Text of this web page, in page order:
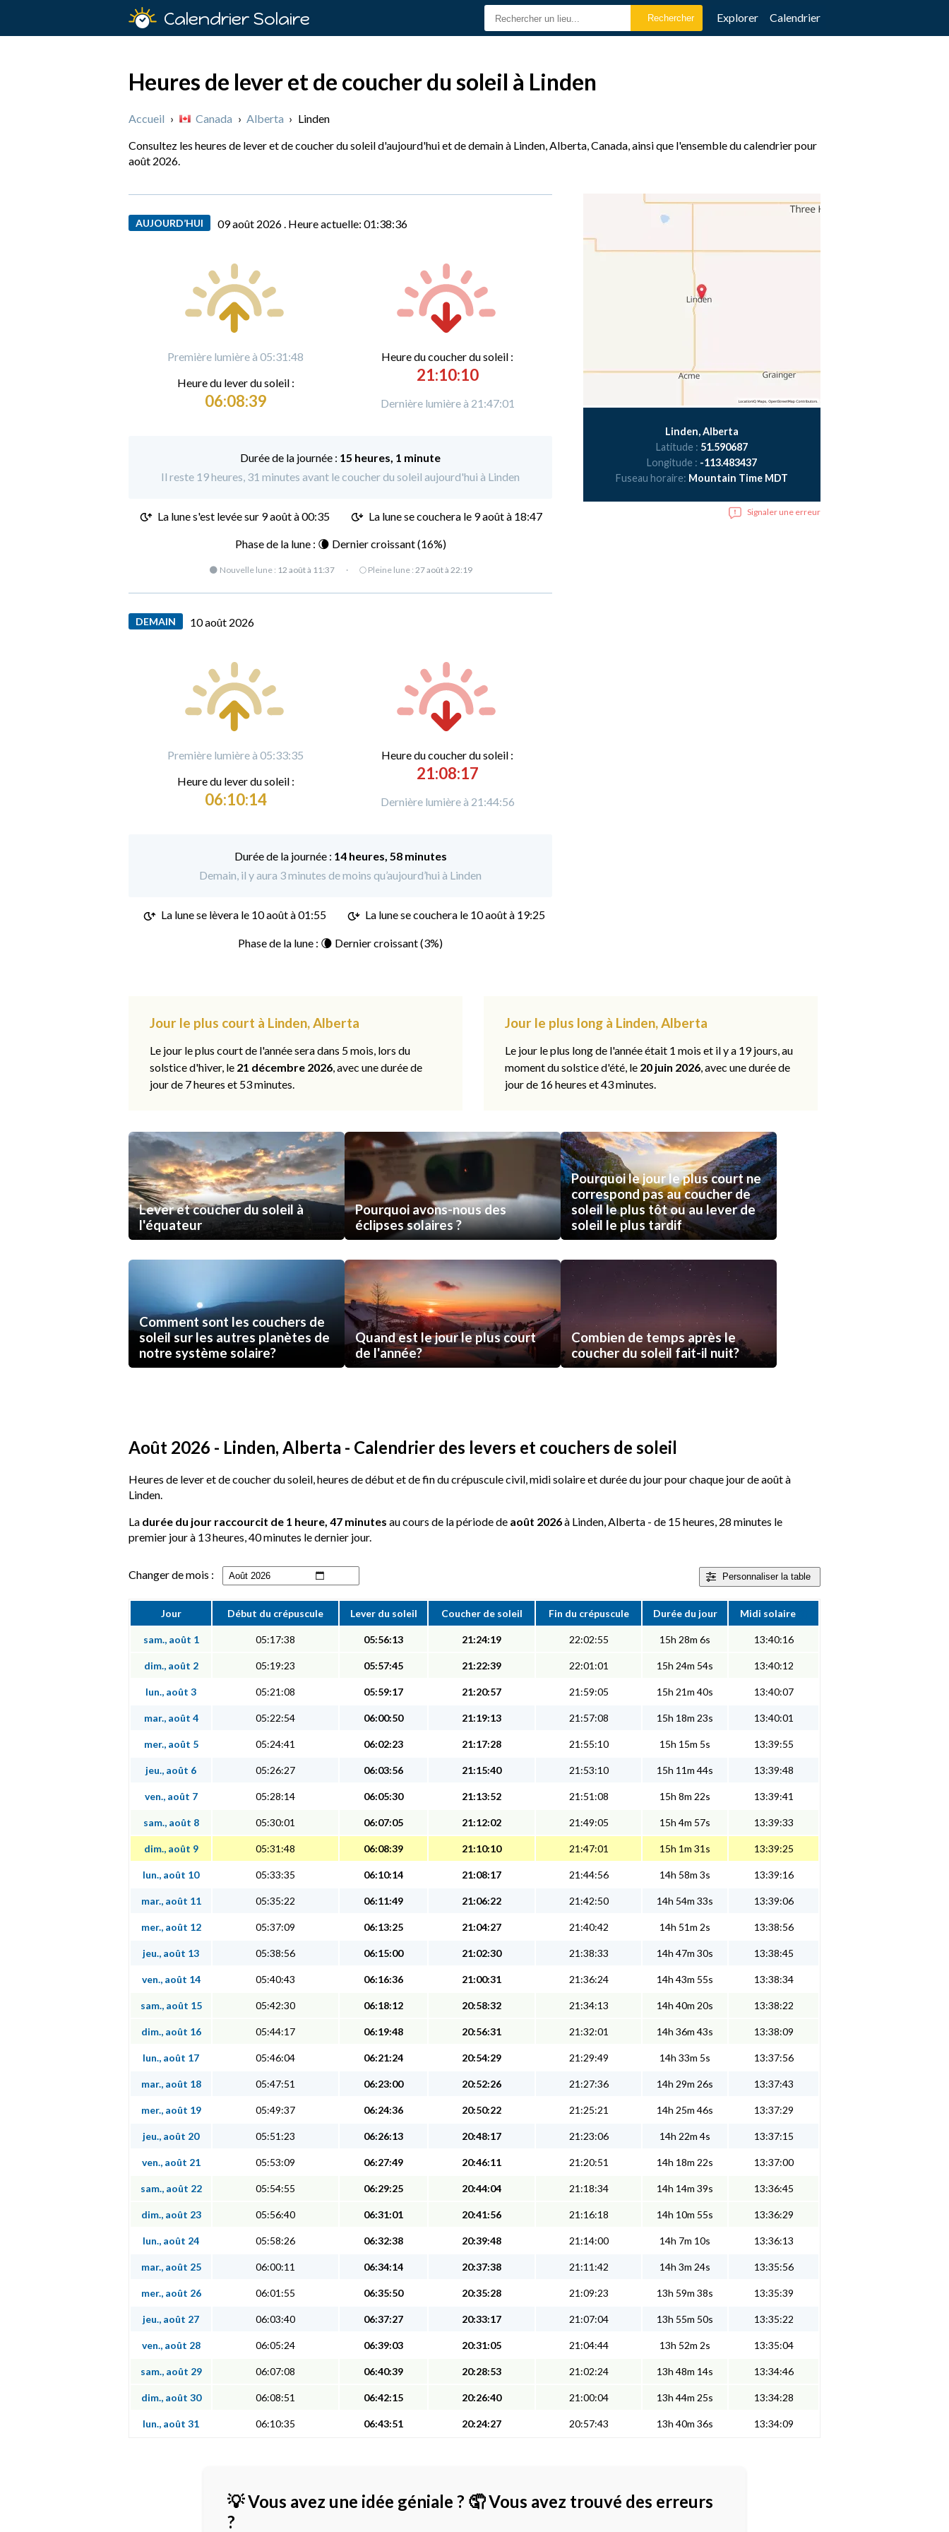
Calendrier Solaire Explorer Calendrier
Heures de lever et de coucher du soleil à Linden
Accueil › Canada › Alberta › Linden
Consultez les heures de lever et de coucher du soleil d'aujourd'hui et de demain à Linden, Alberta, Canada, ainsi que l'ensemble du calendrier pour
août 2026.
AUJOURD’HUI 09 août 2026 . Heure actuelle: 01:38:37
Première lumière à 05:31:48
Heure du lever du soleil :
06:08:39
Heure ducoucher du soleil :
21:10:10
Dernière lumière à 21:47:01
Durée de la journée : 15 heures, 1 minute
Il reste 19 heures, 31 minutes avant le coucher du soleil aujourd'hui à Linden
La lune s'est levée sur 9 août à 00:35 La lune se couchera le 9 août à 18:47
Phase de la lune : 🌘 Dernier croissant (16%)
🌑 Nouvelle lune : 12 août à 11:37 · 🌕 Pleine lune : 27 août à 22:19
DEMAIN 10 août 2026
Première lumière à 05:33:35
Heure du lever du soleil :
06:10:14
Heure ducoucher du soleil :
21:08:17
Dernière lumière à 21:44:56
Durée de la journée : 14 heures, 58 minutes
Demain, il y aura 3 minutes de moins qu’aujourd’hui à Linden
La lune se lèvera le 10 août à 01:55 La lune se couchera le 10 août à 19:25
Phase de la lune : 🌘 Dernier croissant (3%)
Linden, Alberta
Latitude : 51.590687
Longitude : -113.483437
Fuseau horaire: Mountain Time MDT
Signaler une erreur
Jour le plus court à Linden, Alberta
Le jour le plus court de l'année sera dans 5 mois, lors du
solstice d'hiver, le 21 décembre 2026, avec une durée de
jour de 7 heures et 53 minutes.
Jour le plus long à Linden, Alberta
Le jour le plus long de l'année était 1 mois et il y a 19 jours, au
moment du solstice d'été, le 20 juin 2026, avec une durée de
jour de 16 heures et 43 minutes.
Lever et coucher du soleil à
l'équateur
Pourquoi avons-nous des
éclipses solaires ?
Pourquoi le jour le plus court ne
correspond pas au coucher de
soleil le plus tôt ou au lever de
soleil le plus tardif
Comment sont les couchers de
soleil sur les autres planètes de
notre système solaire?
Quand est le jour le plus court
de l'année?
Combien de temps après le
coucher du soleil fait-il nuit?
Août 2026 - Linden, Alberta - Calendrier des levers et couchers de soleil
Heures de lever et de coucher du soleil, heures de début et de fin du crépuscule civil, midi solaire et durée du jour pour chaque jour de août à
Linden.
La durée du jour raccourcit de 1 heure, 47 minutes au cours de la période de août 2026à Linden, Alberta - de 15 heures, 28 minutes le
premier jour à 13 heures, 40 minutes le dernier jour.
Personnaliserla table
Changer de mois :
Jour Début du crépuscule Lever du soleil Coucher de soleil Fin du crépuscule Durée du jour Midi solaire
sam., août 1 05:17:38 05:56:13 21:24:19 22:02:55 15h 28m 6s 13:40:16
dim., août 2 05:19:23 05:57:45 21:22:39 22:01:01 15h 24m 54s 13:40:12
lun., août 3 05:21:08 05:59:17 21:20:57 21:59:05 15h 21m 40s 13:40:07
mar., août 4 05:22:54 06:00:50 21:19:13 21:57:08 15h 18m 23s 13:40:01
mer., août 5 05:24:41 06:02:23 21:17:28 21:55:10 15h 15m 5s 13:39:55
jeu., août 6 05:26:27 06:03:56 21:15:40 21:53:10 15h 11m 44s 13:39:48
ven., août 7 05:28:14 06:05:30 21:13:52 21:51:08 15h 8m 22s 13:39:41
sam., août 8 05:30:01 06:07:05 21:12:02 21:49:05 15h 4m 57s 13:39:33
dim., août 9 05:31:48 06:08:39 21:10:10 21:47:01 15h 1m 31s 13:39:25
lun., août 10 05:33:35 06:10:14 21:08:17 21:44:56 14h 58m 3s 13:39:16
mar., août 11 05:35:22 06:11:49 21:06:22 21:42:50 14h 54m 33s 13:39:06
mer., août 12 05:37:09 06:13:25 21:04:27 21:40:42 14h 51m 2s 13:38:56
jeu., août 13 05:38:56 06:15:00 21:02:30 21:38:33 14h 47m 30s 13:38:45
ven., août 14 05:40:43 06:16:36 21:00:31 21:36:24 14h 43m 55s 13:38:34
sam., août 15 05:42:30 06:18:12 20:58:32 21:34:13 14h 40m 20s 13:38:22
dim., août 16 05:44:17 06:19:48 20:56:31 21:32:01 14h 36m 43s 13:38:09
lun., août 17 05:46:04 06:21:24 20:54:29 21:29:49 14h 33m 5s 13:37:56
mar., août 18 05:47:51 06:23:00 20:52:26 21:27:36 14h 29m 26s 13:37:43
mer., août 19 05:49:37 06:24:36 20:50:22 21:25:21 14h 25m 46s 13:37:29
jeu., août 20 05:51:23 06:26:13 20:48:17 21:23:06 14h 22m 4s 13:37:15
ven., août 21 05:53:09 06:27:49 20:46:11 21:20:51 14h 18m 22s 13:37:00
sam., août 22 05:54:55 06:29:25 20:44:04 21:18:34 14h 14m 39s 13:36:45
dim., août 23 05:56:40 06:31:01 20:41:56 21:16:18 14h 10m 55s 13:36:29
lun., août 24 05:58:26 06:32:38 20:39:48 21:14:00 14h 7m 10s 13:36:13
mar., août 25 06:00:11 06:34:14 20:37:38 21:11:42 14h 3m 24s 13:35:56
mer., août 26 06:01:55 06:35:50 20:35:28 21:09:23 13h 59m 38s 13:35:39
jeu., août 27 06:03:40 06:37:27 20:33:17 21:07:04 13h 55m 50s 13:35:22
ven., août 28 06:05:24 06:39:03 20:31:05 21:04:44 13h 52m 2s 13:35:04
sam., août 29 06:07:08 06:40:39 20:28:53 21:02:24 13h 48m 14s 13:34:46
dim., août 30 06:08:51 06:42:15 20:26:40 21:00:04 13h 44m 25s 13:34:28
lun., août 31 06:10:35 06:43:51 20:24:27 20:57:43 13h 40m 36s 13:34:09
💡 Vous avez une idée géniale ? 🤦 Vous avez trouvé des erreurs
?